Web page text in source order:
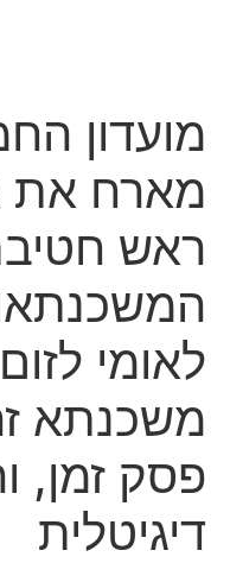
מועדון
מארח את
ראש
לאומי
משכנתא
פסק זמן,
דיגיטלית